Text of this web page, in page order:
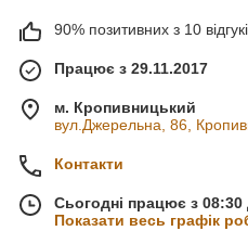
90% позитивних з 10
Працює з 29.11.2017
м. Кропивницький
вул.Джерельна, 86,
Контакти
Сьогодні працює з 08:30
Показати весь графік